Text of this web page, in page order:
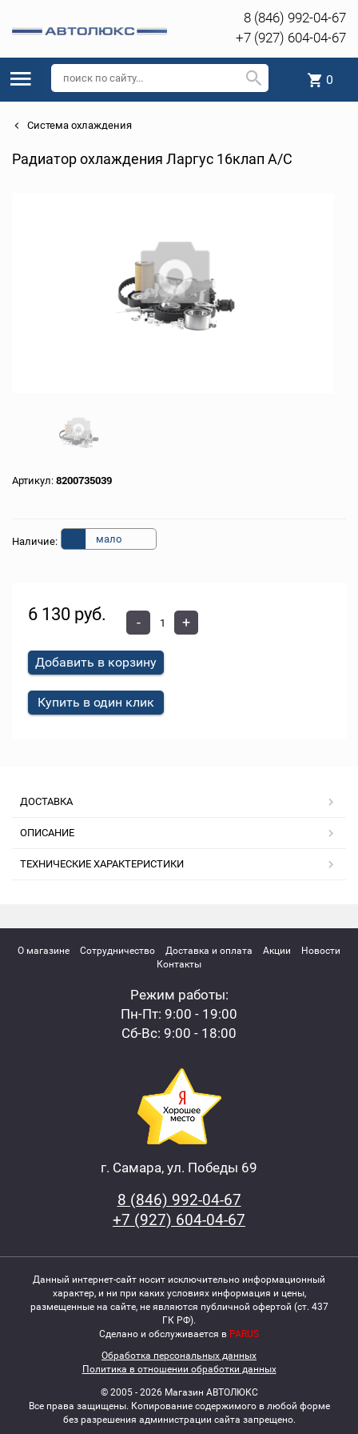
8 (846) 992-04-67
+7 (927) 604-04-67
0
Система охлаждения
Радиатор охлаждения Ларгус 16клап A/C
Артикул: 8200735039
Наличие: мало
6 130 руб. - +
Добавить в корзину
Купить в один клик
ДОСТАВКА
ОПИСАНИЕ
ТЕХНИЧЕСКИЕ ХАРАКТЕРИСТИКИ
О магазине Сотрудничество Доставка и оплата Акции
Новости
Контакты
Режим работы:
Пн-Пт: 9:00 - 19:00
Сб-Вс: 9:00 - 18:00
г. Самара, ул. Победы 69
8 (846) 992-04-67
+7 (927) 604-04-67
Данный интернет-сайт носит исключительно информационный
характер, и ни при каких условиях информация и цены,
размещенные на сайте, не являются публичной офертой (ст. 437
ГК РФ).
Сделано и обслуживается в PARUS
Обработка персональных данных
Политика в отношении обработки данных
© 2005 - 2026 Магазин АВТОЛЮКС
Все права защищены. Копирование содержимого в любой форме
без разрешения администрации сайта запрещено.